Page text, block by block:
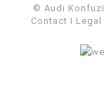
© Audi
Contact I